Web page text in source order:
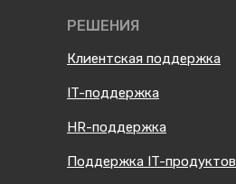
Клиентская поддержка
IT-поддержка
HR-поддержка
Поддержка IT-продуктов
РЕШЕНИЯ